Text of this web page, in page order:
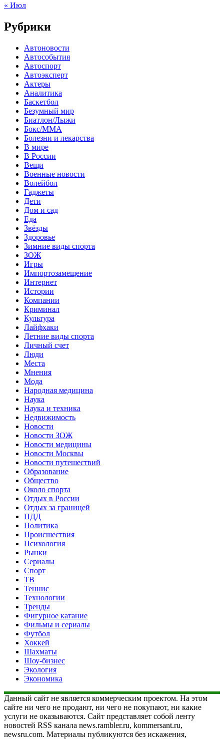
« Июл
Рубрики
Автоновости
Автособытия
Автоспорт
Автоэксперт
Актеры
Аналитика
Баскетбол
Безумный мир
Биатлон/Лыжи
Бокс/MMA
Болезни и лекарства
В мире
В России
Вещи
Военные новости
Волейбол
Гаджеты
Дети
Дом и сад
Еда
Звёзды
Здоровье
Зимние виды спорта
ЗОЖ
Игры
Импортозамещение
Интернет
Истории
Компании
Криминал
Культура
Лайфхаки
Летние виды спорта
Личный счет
Люди
Места
Мнения
Мода
Народная медицина
Наука
Наука и техника
Недвижимость
Новости
Новости ЗОЖ
Новости медицины
Новости Москвы
Новости путешествий
Образование
Общество
Около спорта
Отдых в России
Отдых за границей
ПДД
Политика
Происшествия
Психология
Рынки
Сериалы
Спорт
ТВ
Теннис
Технологии
Тренды
Фигурное катание
Фильмы и сериалы
Футбол
Хоккей
Шахматы
Шоу-бизнес
Экология
Экономика
Данный сайт не является коммерческим проектом. На этом
сайте ни чего не продают, ни чего не покупают, ни какие
услуги не оказываются. Сайт представляет собой ленту
новостей RSS канала news.rambler.ru, kommersant.ru,
newsru.com. Материалы публикуются без искажения,